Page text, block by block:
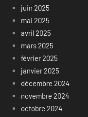
juin 2025
mai 2025
avril 2025
mars 2025
février 2025
janvier 2025
décembre 2024
novembre 2024
octobre 2024